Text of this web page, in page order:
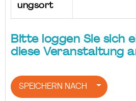
ungsort
Bitte loggen Sie sich
diese Veranstaltung
SPEICHERN NACH